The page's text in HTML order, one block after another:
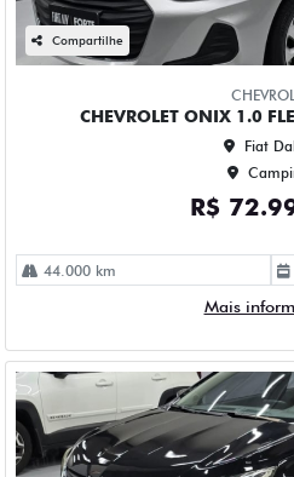
Mais
CHEVROLET ONIX 1.0 TURBO
Fiat
R$